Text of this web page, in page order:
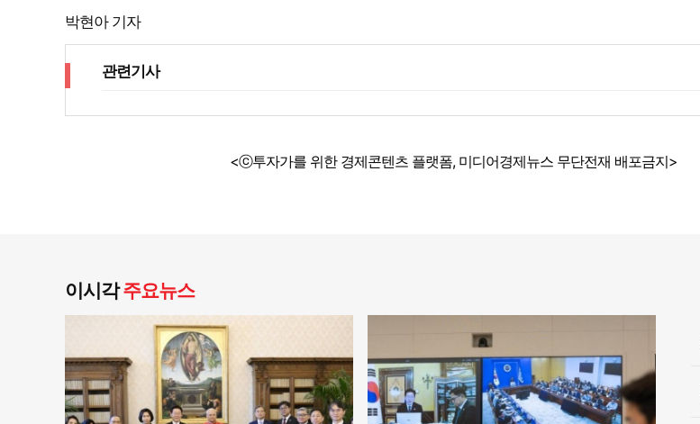
박현아 기자
관련기사
<ⓒ투자가를 위한 경제콘텐츠 플랫폼, 미디어경제뉴스 무단전재 배포금지>
이시각주요뉴스